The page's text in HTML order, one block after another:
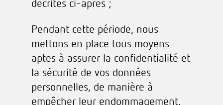
décrites ci-après ;
Pendant cette période, nous
mettons en place tous moyens
aptes à assurer la confidentialité et
la sécurité de vos données
personnelles, de manière à
empêcher leur endommagement,